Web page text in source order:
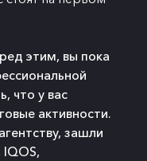
этим, вы пока
что у вас
активности.
зашли
IQOS,